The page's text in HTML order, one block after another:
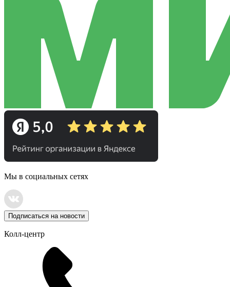
Мы в социальных сетях
Подписаться на новости
Колл-центр